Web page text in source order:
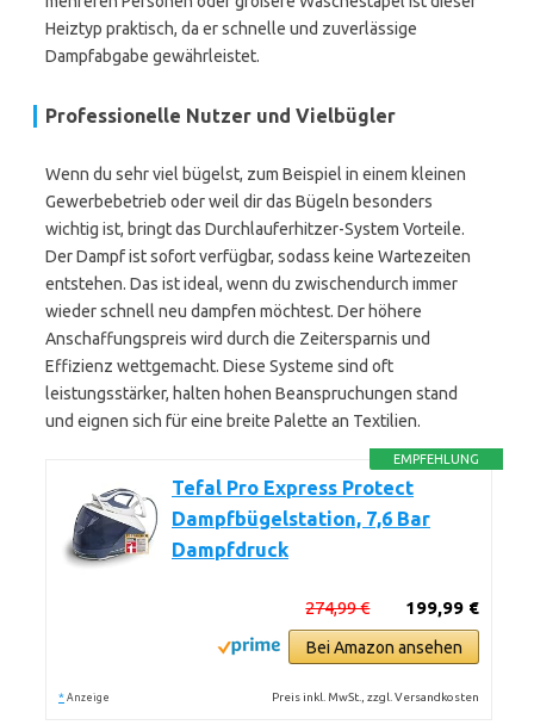
Heiztyp praktisch, da er schnelle und zuverlässige
Dampfabgabe gewährleistet.
Professionelle Nutzer und Vielbügler
Wenn du sehr viel bügelst, zum Beispiel in einem kleinen
Gewerbebetrieb oder weil dir das Bügeln besonders
wichtig ist, bringt das Durchlauferhitzer-System Vorteile.
Der Dampf ist sofort verfügbar, sodass keine Wartezeiten
entstehen. Das ist ideal, wenn du zwischendurch immer
wieder schnell neu dampfen möchtest. Der höhere
Anschaffungspreis wird durch die Zeitersparnis und
Effizienz wettgemacht. Diese Systeme sind oft
leistungsstärker, halten hohen Beanspruchungen stand
und eignen sich für eine breite Palette an Textilien.
EMPFEHLUNG
Tefal Pro Express Protect
Dampfbügelstation, 7,6 Bar
Dampfdruck
199,99 €
274,99 €
Bei Amazon ansehen
* Anzeige Preis inkl. MwSt., zzgl. Versandkosten